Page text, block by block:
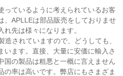
っているように考えられているお客
、APLLEは部品販売をしておりませ
先は様々になります。
されていますので、どうしても、
います。直接、大量に安価に輸入さ
国の製品は粗悪と一概に言えません
の率は高いです。弊店にもさまざま